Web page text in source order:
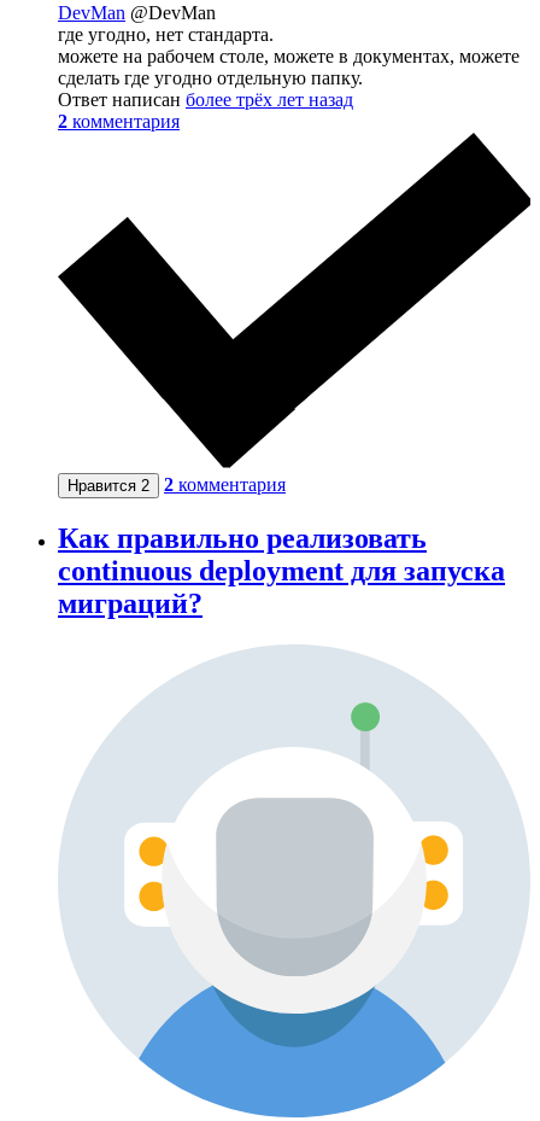
DevMan @DevMan
где угодно, нет стандарта.
можете на рабочем столе, можете в документах, можете
сделать где угодно отдельную папку.
Ответ написан более трёх лет назад
2 комментария
Нравится 2 2 комментария
Как правильно реализовать
continuous deployment для запуска
миграций?